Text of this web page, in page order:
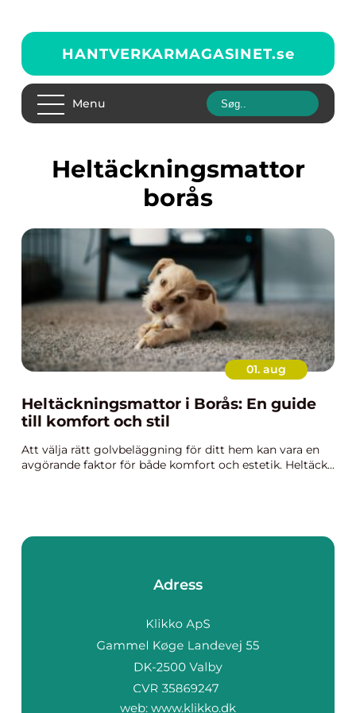
HANTVERKARMAGASINET.se
Menu
heltäckningsmattor
borås
01. aug
Heltäckningsmattor i Borås: En guide
till komfort och stil
Att välja rätt golvbeläggning för ditt hem kan vara en
avgörande faktor för både komfort och estetik. Heltäck...
Adress
web: www.klikko.dk